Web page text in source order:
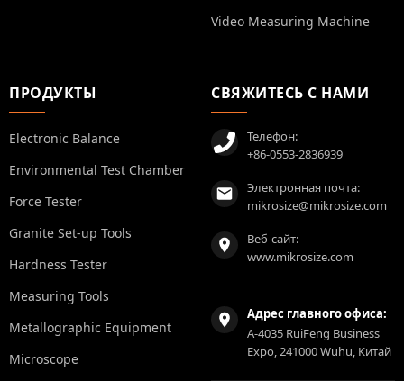
Video Measuring Machine
ПРОДУКТЫ
Electronic Balance
Environmental Test Chamber
Force Tester
Granite Set-up Tools
Hardness Tester
Measuring Tools
Metallographic Equipment
Microscope
СВЯЖИТЕСЬ С НАМИ
Телефон:
+86-0553-2836939
Электронная почта:
mikrosize@mikrosize.com
Веб-сайт:
www.mikrosize.com
Адрес главного офиса:
A-4035 RuiFeng Business
Expo, 241000 Wuhu, Китай